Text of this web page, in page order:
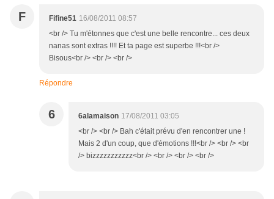
F Fifine51 16/08/2011 08:57
<br /> Tu m'étonnes que c'est une belle rencontre... ces deux
nanas sont extras !!!! Et ta page est superbe !!!<br />
Bisous<br /> <br /> <br />
Répondre
6 6alamaison 17/08/2011 03:05
<br /> <br /> Bah c'était prévu d'en rencontrer une !
Mais 2 d'un coup, que d'émotions !!!<br /> <br /> <br
/> bizzzzzzzzzzz<br /> <br /> <br /> <br />